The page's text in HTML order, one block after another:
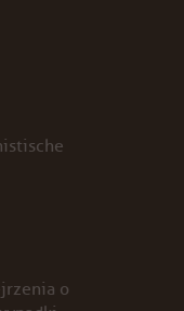
o